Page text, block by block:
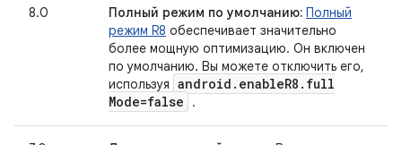
8.0 Полный режим по умолчанию: Полный
режим R8 обеспечивает значительно
более мощную оптимизацию. Он включен
по умолчанию. Вы можете отключить его,
используя android . enableR8 . full
Mode=false
.